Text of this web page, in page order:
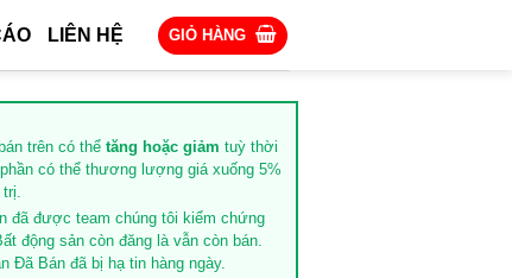
LIÊN HỆ GIỎ HÀNG
trên có thể tăng hoặc giảm tuỳ thời
có thể thương lượng giá xuống 5%
trị.
đã được team chúng tôi kiểm chứng
động sản còn đăng là vẫn còn bán.
Đã Bán đã bị hạ tin hàng ngày.